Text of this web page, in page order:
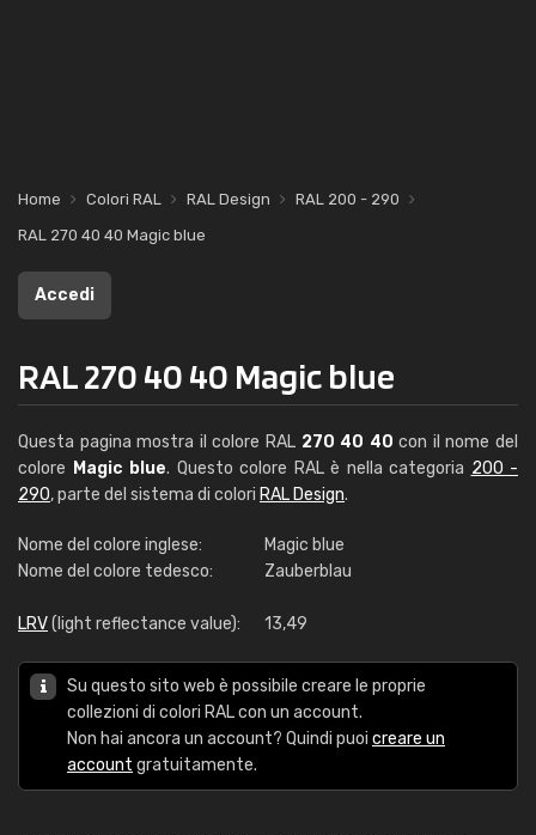
Home Colori RAL RAL Design
RAL 200 - 290
RAL 270 40 40 Magic blue
Accedi
RAL 270 40 40 Magic blue
Questa pagina mostra il colore RAL 270 40 40 con il nome del
colore Magic blue. Questo colore RAL è nella categoria 200 -
290, parte del sistema di colori RAL Design.
Nome del colore inglese:
Magic blue
Nome del colore tedesco:
Zauberblau
LRV(light reflectance value): 13,49
Su questo sito web è possibile creare le proprie
collezioni di colori RAL con un account.
Non hai ancora un account? Quindi puoi creare un
account gratuitamente.